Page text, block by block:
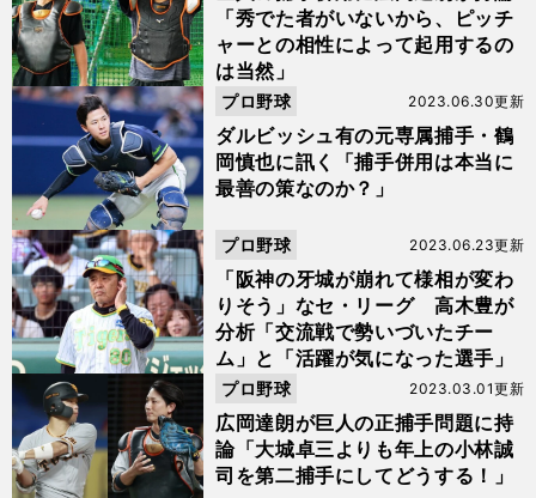
「秀でた者がいないから、ピッチ
ャーとの相性によって起用するの
は当然」
ダルビッシュ有の元専属捕手・鶴
岡慎也に訊く「捕手併用は本当に
最善の策なのか？」
2023.06.30更新
プロ野球
「阪神の牙城が崩れて様相が変わ
りそう」なセ・リーグ 高木豊が
分析「交流戦で勢いづいたチー
ム」と「活躍が気になった選手」
2023.06.23更新
プロ野球
広岡達朗が巨人の正捕手問題に持
論「大城卓三よりも年上の小林誠
司を第二捕手にしてどうする！」
2023.03.01更新
プロ野球